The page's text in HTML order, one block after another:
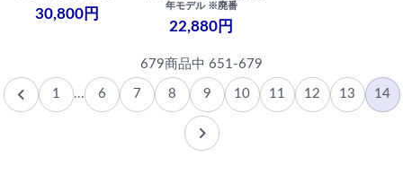
30,800円
年モデル ※廃番
22,880円
679商品中 651-679
1 ... 6 7 8 9 10 11 12 13 14